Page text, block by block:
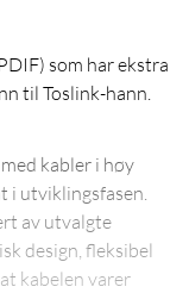
som har ekstra
til Toslink-hann.
kabler i høy
i utviklingsfasen.
av utvalgte
design, fleksibel
kabelen varer